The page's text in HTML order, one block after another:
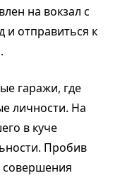
на вокзал с
и отправиться к
гаражи, где
личности. На
в куче
Пробив
совершения